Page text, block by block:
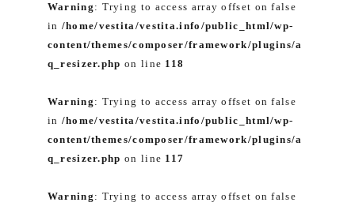
Warning : Trying to access array offset on false
in /home/vestita/vestita.info/public_html/wp-
content/themes/composer/framework/plugins/a
q_resizer.php on line 118
Warning : Trying to access array offset on false
in /home/vestita/vestita.info/public_html/wp-
content/themes/composer/framework/plugins/a
q_resizer.php on line 117
Warning : Trying to access array offset on false